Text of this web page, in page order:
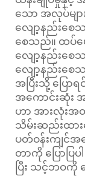
သော အလုပ်မျာ
လျော့နည်းစေ
စေသည်။ ထပ်ပေ
လျော့နည်းစေ
လျော့နည်းစေ
အပြီးသို့ ပြေ
အကောင်းဆုံး အ
ဟာ အားလုံးအ
သိမ်းဆည်းထား
ပတ်ဝန်းကျင်
တာကို ပြောပြ
ပြီး သင့်ဘဝကို ပ